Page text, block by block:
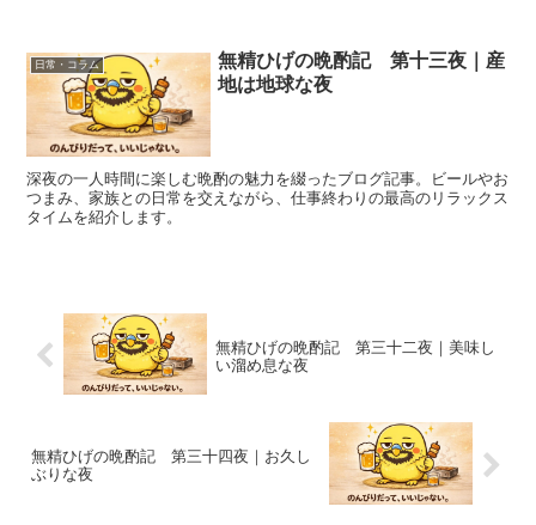
日常・コラム
無精ひげの晩酌記 第十三夜｜産
地は地球な夜
深夜の一人時間に楽しむ晩酌の魅力を綴ったブログ記事。ビールやお
つまみ、家族との日常を交えながら、仕事終わりの最高のリラックス
タイムを紹介します。
無精ひげの晩酌記 第三十二夜｜美味し
い溜め息な夜
無精ひげの晩酌記 第三十四夜｜お久し
ぶりな夜